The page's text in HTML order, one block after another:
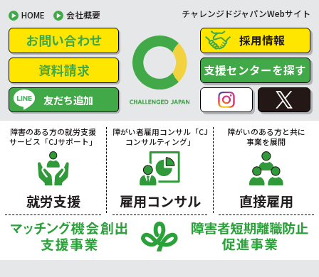
HOME 会社概要 チャレンジドジャパンWebサイト
お問い合わせ
資料請求
友だち追加
採用情報
支援センターを探す
障害のある方の就労支援
サービス「CJサポート」
就労支援
障がい者雇用コンサル「CJ
コンサルティング」
雇用コンサル
障がいのある方と共に
事業を展開
直接雇用